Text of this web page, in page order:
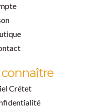
Crétet